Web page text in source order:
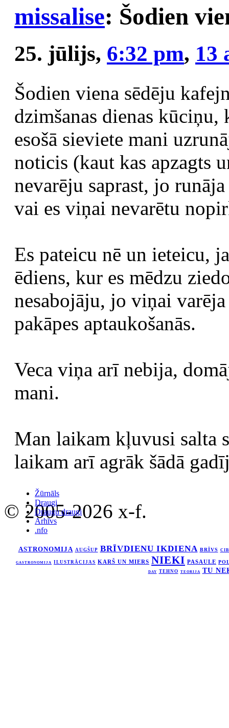
missalise: Šodien
25. jūlijs, 6:32 pm, 13
Šodien viena sēdēju
dzimšanas dienas
esošā sieviete mani
noticis (kaut kas apzagts
nevarēju saprast, jo
vai es viņai nevarētu
Es pateicu nē un ieteicu,
ēdiens, kur es mēdzu
nesabojāju, jo viņai
pakāpes aptaukošanās.
Veca viņa arī nebija,
mani.
Man laikam kļuvusi salta
laikam arī agrāk šādā
Žūrnāls
Draugi
Draugu draugi
Arhīvs
.nfo
ASTRONOMIJA AUGŠUP BRĪVDIENU IKDIENA BRĪVS
GASTRONOMIJA ILUSTRĀCIJAS KARŠ UN MIERS NIEKI PASAULE
DAY TEHNO TEORIJA TU
© 2005-2026 x-f.